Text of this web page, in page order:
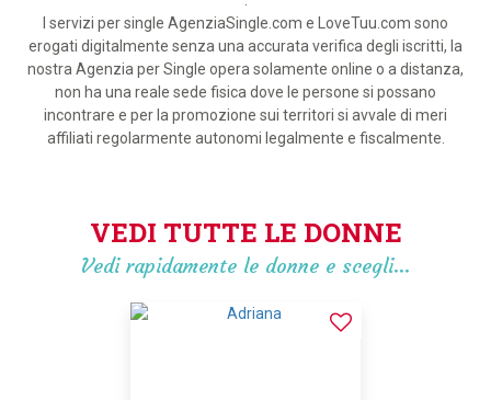
I servizi per single AgenziaSingle.com e LoveTuu.com sono
erogati digitalmente senza una accurata verifica degli iscritti, la
nostra Agenzia per Single opera solamente online o a distanza,
non ha una reale sede fisica dove le persone si possano
incontrare e per la promozione sui territori si avvale di meri
affiliati regolarmente autonomi legalmente e fiscalmente.
VEDI TUTTE LE DONNE
Vedi rapidamente le donne e scegli…